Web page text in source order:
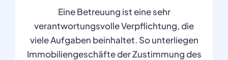
Eine Betreuung ist eine sehr
verantwortungsvolle Verpflichtung, die
viele Aufgaben beinhaltet. So unterliegen
Immobiliengeschäfte der Zustimmung des